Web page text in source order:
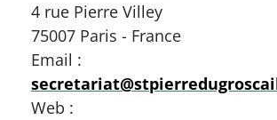
4 rue Pierre Villey
75007 Paris - France
Email :
Web :